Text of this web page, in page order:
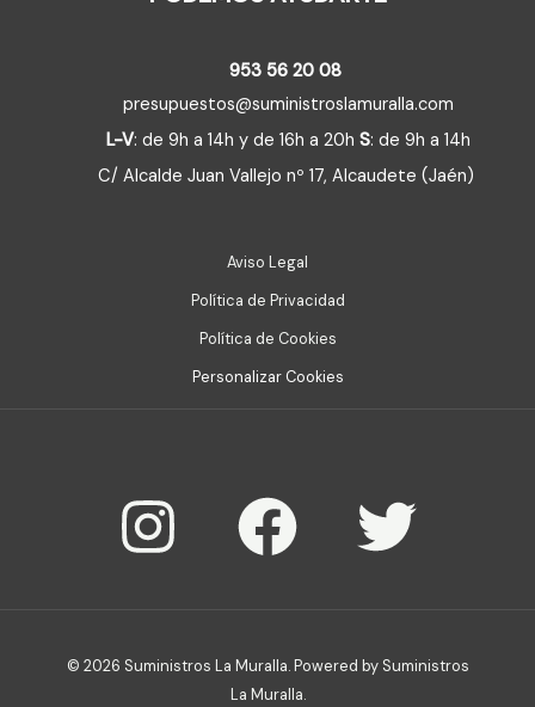
953 56 20 08
presupuestos@suministroslamuralla.com
L-V: de 9h a 14h y de 16h a 20h S: de 9h a 14h
C/ Alcalde Juan Vallejo nº 17, Alcaudete (Jaén)
Aviso Legal
Política de Privacidad
Política de Cookies
Personalizar Cookies
© 2026 Suministros La Muralla. Powered by Suministros
La Muralla.